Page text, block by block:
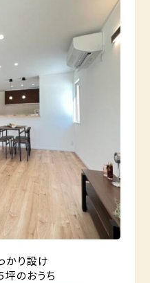
かり設け
のおうち